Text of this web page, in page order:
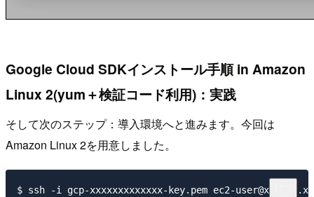
Google Cloud SDKインストール手順 in Amazon
Linux 2(yum＋検証コード利用)：実践
そして次のステップ：導入環境へと進みます。今回は
Amazon Linux 2を用意しました。
$ ssh -i gcp-xxxxxxxxxxxxx-key.pem ec2-